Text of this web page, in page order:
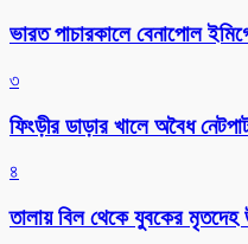
ভারত পাচারকালে বেনাপোল
৩
ফিংড়ীর ডাড়ার খালে অবৈধ
৪
তালায় বিল থেকে যুবকের মৃতদেহ